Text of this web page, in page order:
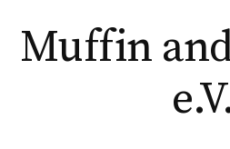
zum
Inhalt
Muffin